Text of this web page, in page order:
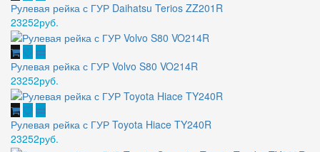
Рулевая рейка с ГУР Daihatsu Terios ZZ201R
23252руб.
Рулевая рейка с ГУР Volvo S80 VO214R
23252руб.
Рулевая рейка с ГУР Toyota Hiace TY240R
23252руб.